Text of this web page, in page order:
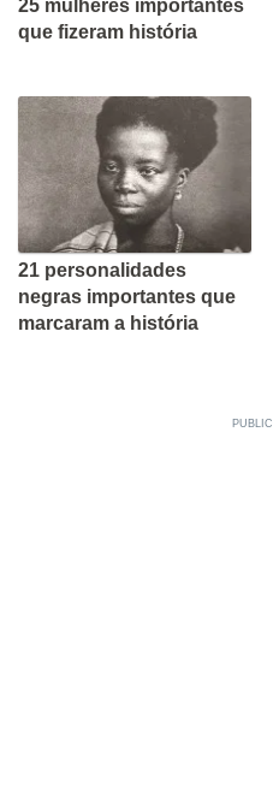
25 mulheres importantes
que fizeram história
21 personalidades
negras importantes que
marcaram a história